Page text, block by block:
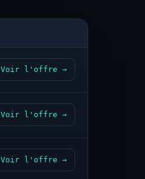
Voir l'offre →
Voir l'offre →
Voir l'offre →